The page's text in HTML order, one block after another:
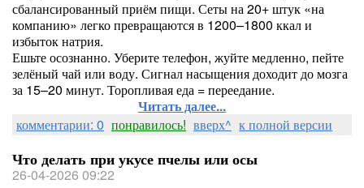
сбалансированный приём пищи. Сеты на 20+ штук «на
компанию» легко превращаются в 1200–1800 ккал и
избыток натрия.
Ешьте осознанно. Уберите телефон, жуйте медленно, пейте
зелёный чай или воду. Сигнал насыщения доходит до мозга
за 15–20 минут. Торопливая еда = переедание.
Читать далее...
комментарии: 0 понравилось! вверх^ к полной версии
Что делать при укусе пчелы или осы
26-04-2026 09:22